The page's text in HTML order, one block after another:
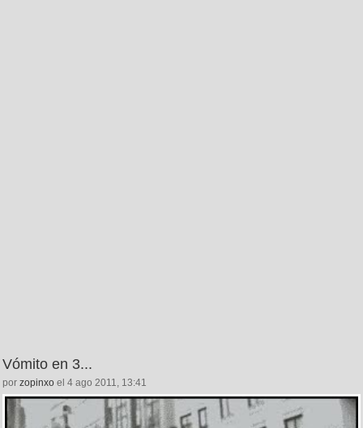
Vómito en 3...
por zopinxo el 4 ago 2011, 13:41